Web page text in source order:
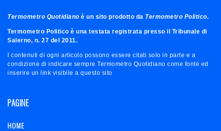
Termometro Quotidiano è un sito prodotto da Termometro Politico.
Termometro Politico è una testata registrata presso il Tribunale di
Salerno, n. 27 del 2011.
I contenuti di ogni articolo possono essere citati solo in parte e a
condizione di indicare sempre Termometro Quotidiano come fonte ed
inserire un link visibile a questo sito
PAGINE
HOME